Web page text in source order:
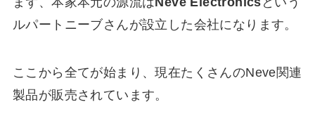
ルパートニーブさんが設立した会社になります。
ここから全てが始まり、現在たくさんのNeve関連
製品が販売されています。